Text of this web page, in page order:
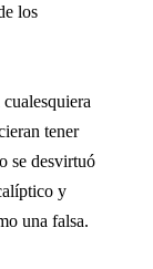
los
tener
se desvirtuó
y
una falsa.